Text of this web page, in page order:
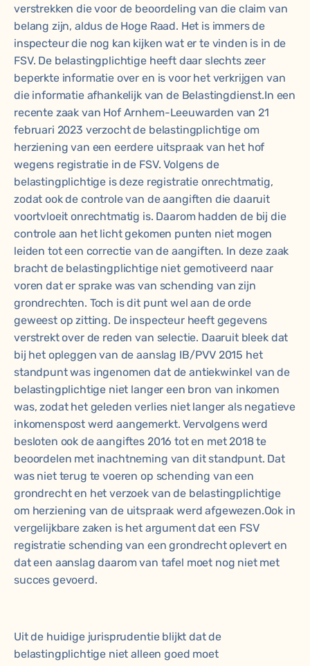
verstrekken die voor de beoordeling van die claim van
belang zijn, aldus de Hoge Raad. Het is immers de
inspecteur die nog kan kijken wat er te vinden is in de
FSV. De belastingplichtige heeft daar slechts zeer
beperkte informatie over en is voor het verkrijgen van
die informatie afhankelijk van de Belastingdienst.In een
recente zaak van Hof Arnhem-Leeuwarden van 21
februari 2023 verzocht de belastingplichtige om
herziening van een eerdere uitspraak van het hof
wegens registratie in de FSV. Volgens de
belastingplichtige is deze registratie onrechtmatig,
zodat ook de controle van de aangiften die daaruit
voortvloeit onrechtmatig is. Daarom hadden de bij die
controle aan het licht gekomen punten niet mogen
leiden tot een correctie van de aangiften. In deze zaak
bracht de belastingplichtige niet gemotiveerd naar
voren dat er sprake was van schending van zijn
grondrechten. Toch is dit punt wel aan de orde
geweest op zitting. De inspecteur heeft gegevens
verstrekt over de reden van selectie. Daaruit bleek dat
bij het opleggen van de aanslag IB/PVV 2015 het
standpunt was ingenomen dat de antiekwinkel van de
belastingplichtige niet langer een bron van inkomen
was, zodat het geleden verlies niet langer als negatieve
inkomenspost werd aangemerkt. Vervolgens werd
besloten ook de aangiftes 2016 tot en met 2018 te
beoordelen met inachtneming van dit standpunt. Dat
was niet terug te voeren op schending van een
grondrecht en het verzoek van de belastingplichtige
om herziening van de uitspraak werd afgewezen.Ook in
vergelijkbare zaken is het argument dat een FSV
registratie schending van een grondrecht oplevert en
dat een aanslag daarom van tafel moet nog niet met
succes gevoerd.
Uit de huidige jurisprudentie blijkt dat de
belastingplichtige niet alleen goed moet